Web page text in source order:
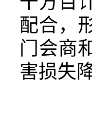
配合，
门会商
害损失